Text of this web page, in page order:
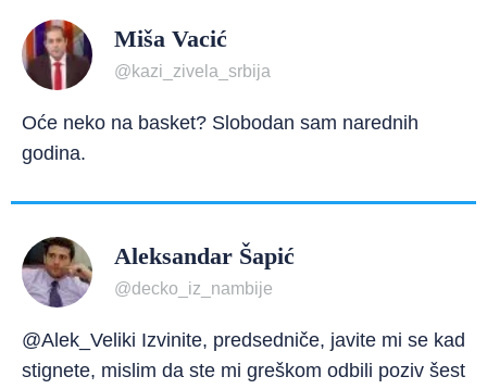
Miša Vacić
@kazi_zivela_srbija
Oće neko na basket? Slobodan sam narednih
godina.
Aleksandar Šapić
@decko_iz_nambije
@Alek_Veliki Izvinite, predsedniče, javite mi se kad
stignete, mislim da ste mi greškom odbili poziv šest